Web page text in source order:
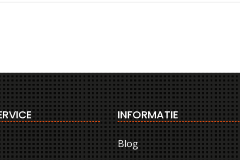
INFORMATIE
Blog